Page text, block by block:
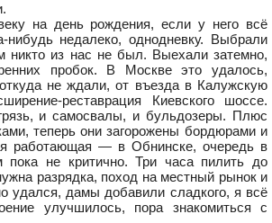
на день рождения, если у него всё
нибудь недалеко, однодневку. Выбрали
никто из нас не был. Выехали затемно,
пробок. В Москве это удалось,
не ждали, от въезда в Калужскую
реставрация Киевского шоссе.
и самосвалы, и бульдозеры. Плюс
теперь они загорожены бордюрами и
работающая — в Обнинске, очередь в
пока не критично. Три часа пилить до
разрядка, поход на местный рынок и
удался, дамы добавили сладкого, я всё
улучшилось, пора знакомиться с